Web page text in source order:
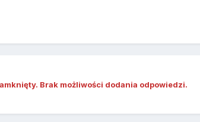
Brak możliwości dodania odpowiedzi.